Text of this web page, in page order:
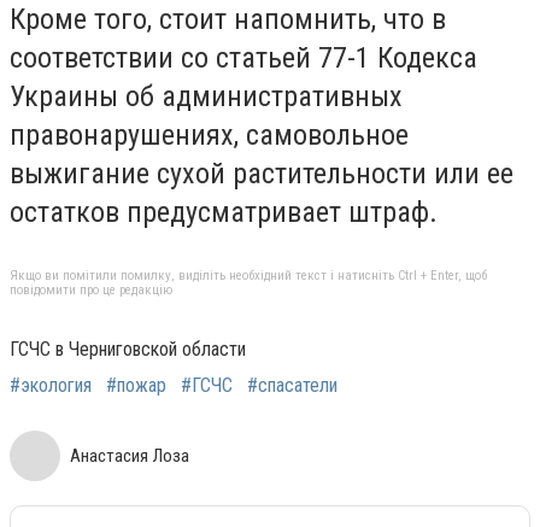
Кроме того, стоит напомнить, что в
соответствии со статьей 77-1 Кодекса
Украины об административных
правонарушениях, самовольное
выжигание сухой растительности или ее
остатков предусматривает штраф.
Якщо ви помітили помилку, виділіть необхідний текст і натисніть Ctrl + Enter, щоб
повідомити про це редакцію
ГСЧС в Черниговской области
#экология
#пожар #ГСЧС #спасатели
Анастасия Лоза